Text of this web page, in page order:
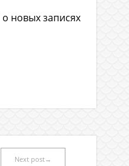
новых записях
Next post→